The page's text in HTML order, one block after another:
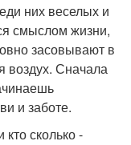
них веселых и
смыслом жизни,
засовывают в
воздух. Сначала
и заботе.
сколько -